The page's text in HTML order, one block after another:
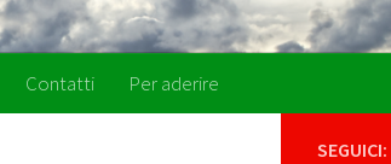
Contatti Per aderire
SEGUICI: